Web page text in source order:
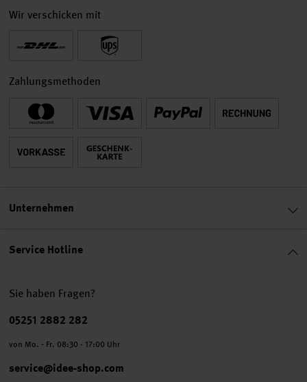
Service Hotline
Sie haben Fragen?
Telefonnummer
05251 2882 282
von Mo. - Fr. 08:30 - 17:00 Uhr
service@idee-shop.com
Wir verschicken mit
Zahlungsmethoden
Unternehmen